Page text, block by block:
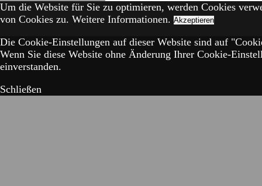
Um die Website für Sie zu optimieren, werden Cookies
von Cookies zu. Weitere Informationen. Akzeptieren
Die Cookie-Einstellungen auf dieser Website sind auf
Wenn Sie diese Website ohne Änderung Ihrer Cookie-
einverstanden.
Schließen